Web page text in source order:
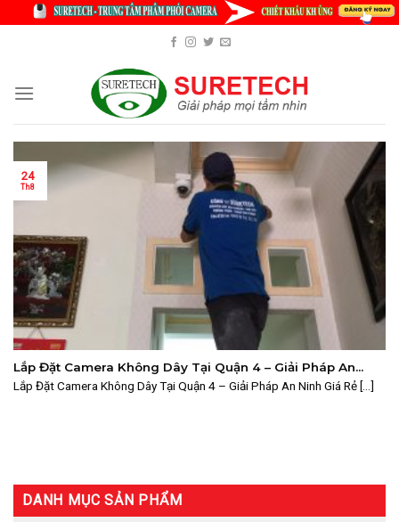
Lắp Đặt Camera Không Dây Tại Quận 4 – Giải Pháp An
Ninh Giá Rẻ Cho Nhà Phố Hẹp Ven Sông 2025
Lắp Đặt Camera Không Dây Tại Quận 4 – Giải Pháp An Ninh Giá Rẻ [...]
24
Th8
DANH MỤC SẢN PHẨM